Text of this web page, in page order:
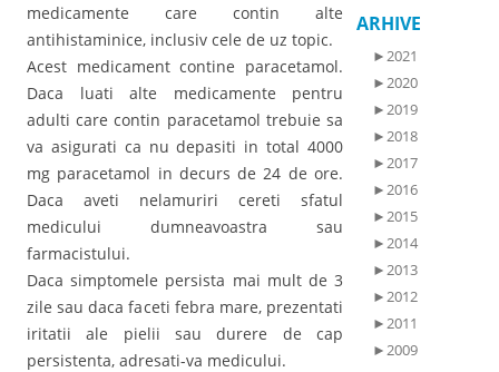
medicamente care contin alte
antihistaminice, inclusiv cele de uz topic.
Acest medicament contine paracetamol.
Daca luati alte medicamente pentru
adulti care contin paracetamol trebuie sa
va asigurati ca nu depasiti in total 4000
mg paracetamol in decurs de 24 de ore.
Daca aveti nelamuriri cereti sfatul
medicului dumneavoastra sau
farmacistului.
Daca simptomele persista mai mult de 3
zile sau daca faceti febra mare, prezentati
iritatii ale pielii sau durere de cap
persistenta, adresati-va medicului.
ARHIVE
►2021
►2020
►2019
►2018
►2017
►2016
►2015
►2014
►2013
►2012
►2011
►2009